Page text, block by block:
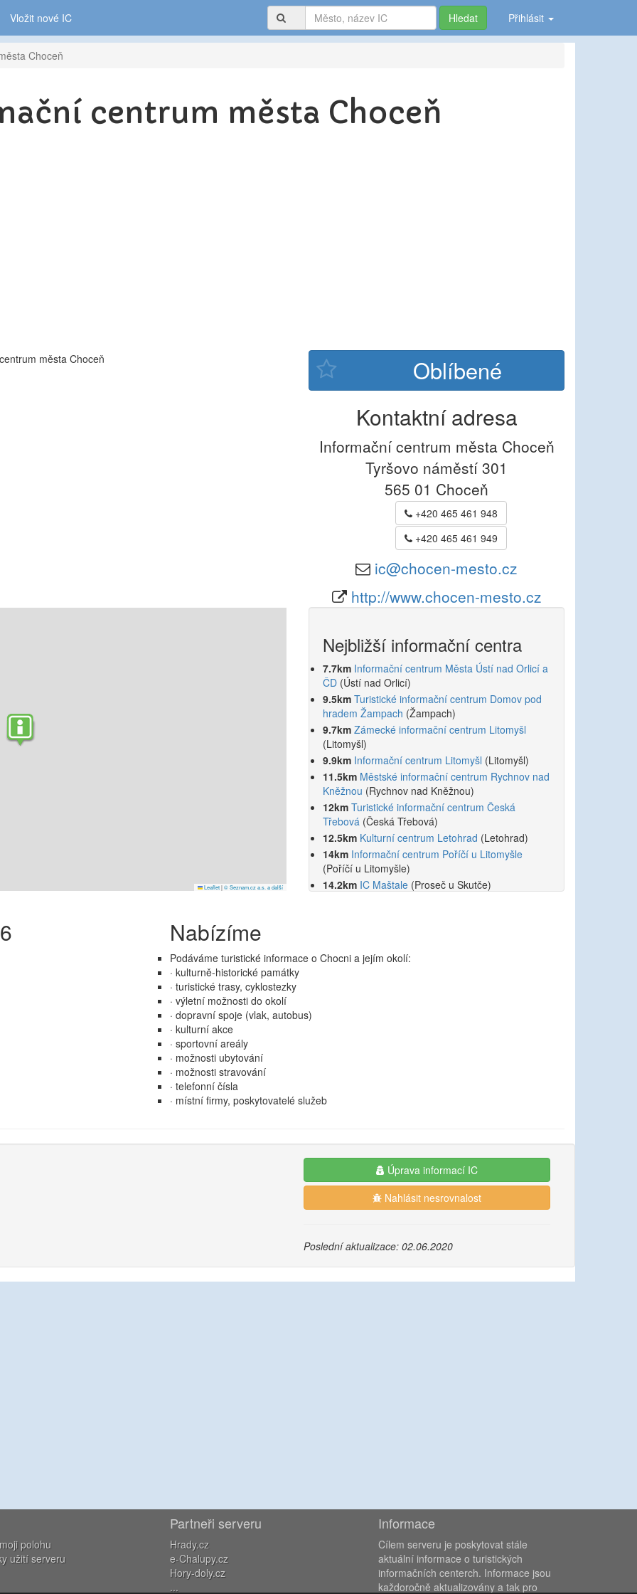
Vložit nové IC Hledat Přihlásit
Choceň
centrum města Choceň
Kontaktní adresa
Informační centrum města Choceň
Tyršovo náměstí 301
565 01 Choceň
+420 465 461 948
+420 465 461 949
ic@chocen-mesto.cz
http://www.chocen-mesto.cz
Leaflet|© Seznam.cz a.s. a další
Nejbližší informační centra
7.7km Informační centrum Města Ústí nad Orlicí a
ČD (Ústí nad Orlicí)
9.5km Turistické informační centrum Domov pod
hradem Žampach (Žampach)
9.7km Zámecké informační centrum Litomyšl
(Litomyšl)
9.9km Informační centrum Litomyšl (Litomyšl)
11.5km Městské informační centrum Rychnov nad
Kněžnou (Rychnov nad Kněžnou)
12km Turistické informační centrum Česká
Třebová (Česká Třebová)
12.5km Kulturní centrum Letohrad (Letohrad)
14km Informační centrum Poříčí u Litomyšle
(Poříčí u Litomyšle)
14.2km IC Maštale (Proseč u Skutče)
Nabízíme
Podáváme turistické informace o Chocni a jejím okolí:
· kulturně-historické památky
· turistické trasy, cyklostezky
· výletní možnosti do okolí
· dopravní spoje (vlak, autobus)
· kulturní akce
· sportovní areály
· možnosti ubytování
· možnosti stravování
· telefonní čísla
· místní firmy, poskytovatelé služeb
Úprava informací IC
Nahlásit nesrovnalost
Poslední aktualizace: 02.06.2020
polohu
užití serveru
Partneři serveru
Hrady.cz
e-Chalupy.cz
Hory-doly.cz
...
Informace
Cílem serveru je poskytovat stále
aktuální informace o turistických
informačních centerch. Informace jsou
každoročně aktualizovány a tak pro